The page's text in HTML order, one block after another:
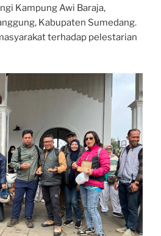
Kampung Awi Baraja,
Kabupaten Sumedang.
terhadap pelestarian